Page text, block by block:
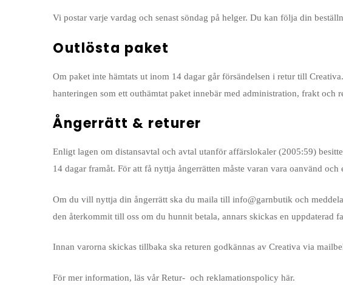
Vi postar varje vardag och senast söndag på helger. Du kan följa din
Outlösta paket
Om paket inte hämtats ut inom 14 dagar går försändelsen i retur till
hanteringen som ett outhämtat paket innebär med administration, frakt
Ångerrätt & returer
Enligt lagen om distansavtal och avtal utanför affärslokaler (2005:59)
14 dagar framåt. För att få nyttja ångerrätten måste varan vara oanvänd
Om du vill nyttja din ångerrätt ska du maila till info@garnbutik och
den återkommit till oss om du hunnit betala, annars skickas en uppdaterad
Innan varorna skickas tillbaka ska returen godkännas av Creativa via
För mer information, läs vår Retur- och reklamationspolicy här.